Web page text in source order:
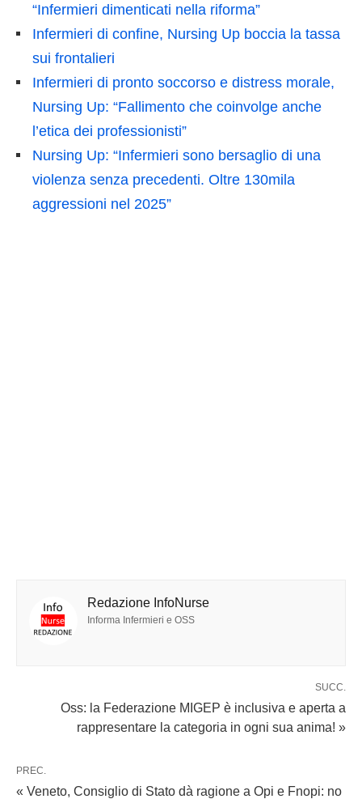
“Infermieri dimenticati nella riforma”
Infermieri di confine, Nursing Up boccia la tassa
sui frontalieri
Infermieri di pronto soccorso e distress morale,
Nursing Up: “Fallimento che coinvolge anche
l’etica dei professionisti”
Nursing Up: “Infermieri sono bersaglio di una
violenza senza precedenti. Oltre 130mila
aggressioni nel 2025”
Redazione InfoNurse
Informa Infermieri e OSS
SUCC.
Oss: la Federazione MIGEP è inclusiva e aperta a
rappresentare la categoria in ogni sua anima! »
PREC.
« Veneto, Consiglio di Stato dà ragione a Opi e Fnopi: no